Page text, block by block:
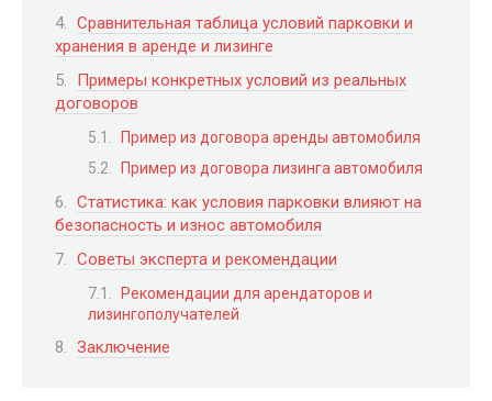
Сравнительная таблица условий парковки и
хранения в аренде и лизинге
Примеры конкретных условий из реальных
договоров
Пример из договора аренды автомобиля
Пример из договора лизинга автомобиля
Статистика: как условия парковки влияют на
безопасность и износ автомобиля
Советы эксперта и рекомендации
Рекомендации для арендаторов и
лизингополучателей
Заключение